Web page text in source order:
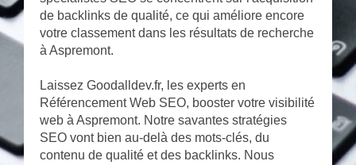
de backlinks de qualité, ce qui améliore encore
votre classement dans les résultats de recherche
à Aspremont.
Laissez Goodalldev.fr, les experts en
Référencement Web SEO, booster votre visibilité
web à Aspremont. Notre savantes stratégies
SEO vont bien au-delà des mots-clés, du
contenu de qualité et des backlinks. Nous